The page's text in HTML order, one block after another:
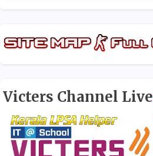
Victers Channel Live